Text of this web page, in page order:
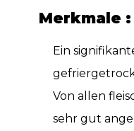
Merkmale :
Ein
Von allen
sehr gut